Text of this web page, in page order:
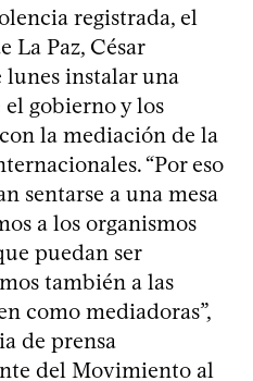
registrada, el
La Paz, César
instalar una
gobierno y los
la mediación de la
“Por eso
sentarse a una mesa
a los organismos
puedan ser
también a las
como mediadoras”,
de prensa
del Movimiento al